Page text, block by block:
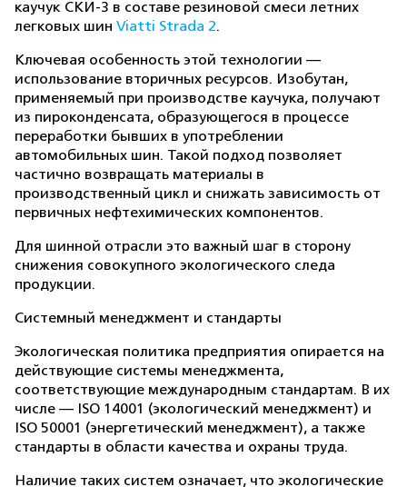
каучук СКИ-3 в составе резиновой смеси летних
легковых шин Viatti Strada 2.
Ключевая особенность этой технологии —
использование вторичных ресурсов. Изобутан,
применяемый при производстве каучука, получают
из пироконденсата, образующегося в процессе
переработки бывших в употреблении
автомобильных шин. Такой подход позволяет
частично возвращать материалы в
производственный цикл и снижать зависимость от
первичных нефтехимических компонентов.
Для шинной отрасли это важный шаг в сторону
снижения совокупного экологического следа
продукции.
Системный менеджмент и стандарты
Экологическая политика предприятия опирается на
действующие системы менеджмента,
соответствующие международным стандартам. В их
числе — ISO 14001 (экологический менеджмент) и
ISO 50001 (энергетический менеджмент), а также
стандарты в области качества и охраны труда.
Наличие таких систем означает, что экологические